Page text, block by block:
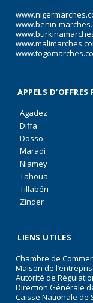
www.benin-
APPELS D’OFFRES
Agadez
Diffa
Dosso
Maradi
Niamey
Tahoua
Tillabéri
Zinder
LIENS UTILES
Chambre de
Maison de
Autorité de
Direction Générale
Caisse Nationale de